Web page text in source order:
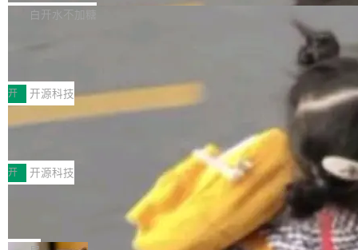
个主 agent 循环，外加一组后台 agent。这些后
库，并将作为transport接入Mooncake TENT。
MPComm将作为一种传输引擎接入Mooncake T
ENT，实现零拷贝传输性能提升30%、非零拷贝
传输性能最高提升5倍。UCL-MPComm底层基
于自研UCL-Engine通信引擎，后续腾讯网平将
持续开源更多基于UCL-Engine的高性能通信组
件。 腾讯网平团队在UCL-MPComm中实现了一
个独立于业务线程的全局通信引擎（Engine），
白开水不加糖
型案例入选名单》，深信服“面向企业研发场景的
开源 AI 编程平台 CoStrict 应用”凭借卓越的技术
创新与落地成效成功入选。 全链路私有化部署，
助力企业AI研发安全落地 当前，越来越多企业已
经开始引入 AI Coding 工具，通过调用公有云模
型或企业内部部署模型提升研发效率。但随着 AI
Coding 从个人辅助工具逐步走向团队级、组织
级应用，企业在规模化落地过程中，对安全性、
可控性和代码质量提出了更高要求。 首先是数据
开 开源科技
深信服AI算力网关入选工信部人工智能
前不久，工业和信息化部正式发布《2025年人工
智能应用典型案例名单》，集中展示人工智能在
各领域的应用成果，覆盖技术底座、行业赋能、
产品应用、支撑保障、专题等五大方向。深信服
AI算力网关（AI创新平台）成功入选！ 随着各行
各业的Agent走向规模化建设，算力构成形态逐
开 开源科技
Jeff Dean 离开 Google：一个时代的结
束，一个实验室的开始
Google 员工编号 20。MapReduce 作者之一。